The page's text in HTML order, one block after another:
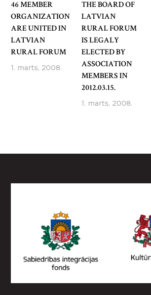
46 MEMBER
ORGANIZATION
ARE UNITED IN
LATVIAN
RURAL FORUM
1. marts, 2008.
THE BOARD OF
LATVIAN
RURAL FORUM
IS LEGALY
ELECTED BY
ASSOCIATION
MEMBERS IN
2012.03.15.
1. marts, 2008.